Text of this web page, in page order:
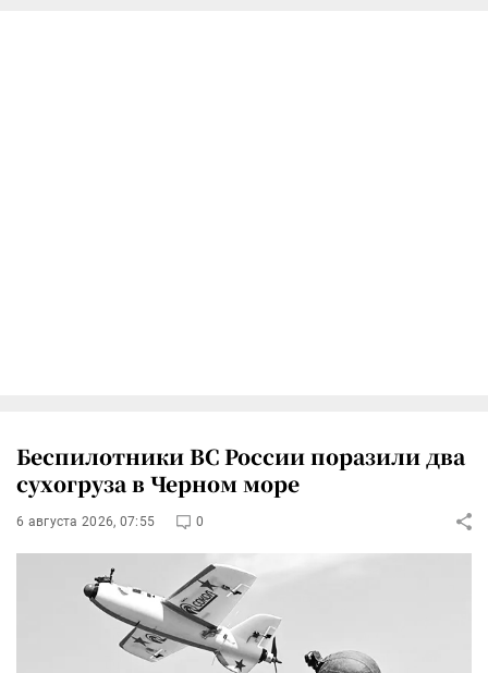
Беспилотники ВС России поразили два
сухогруза в Черном море
6 августа 2026, 07:55 0